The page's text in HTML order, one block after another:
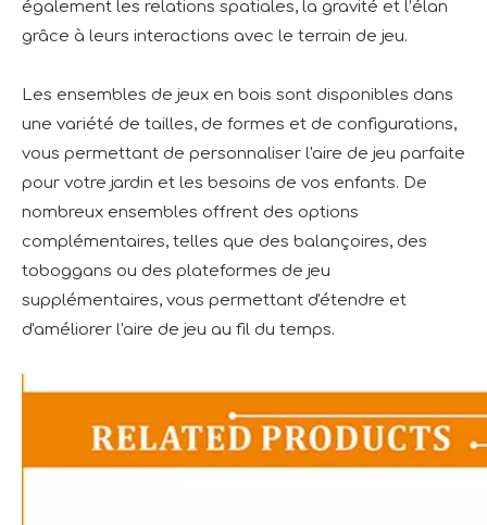
également les relations spatiales, la gravité et l’élan
grâce à leurs interactions avec le terrain de jeu.
Les ensembles de jeux en bois sont disponibles dans
une variété de tailles, de formes et de configurations,
vous permettant de personnaliser l'aire de jeu parfaite
pour votre jardin et les besoins de vos enfants. De
nombreux ensembles offrent des options
complémentaires, telles que des balançoires, des
toboggans ou des plateformes de jeu
supplémentaires, vous permettant d'étendre et
d'améliorer l'aire de jeu au fil du temps.